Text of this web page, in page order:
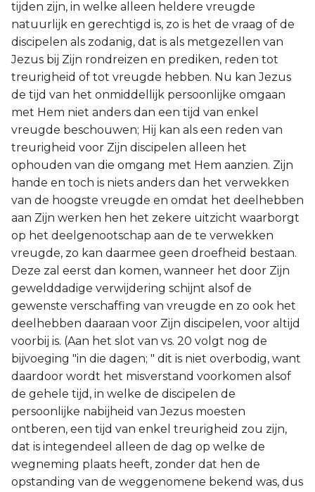
tijden zijn, in welke alleen heldere vreugde
natuurlijk en gerechtigd is, zo is het de vraag of de
discipelen als zodanig, dat is als metgezellen van
Jezus bij Zijn rondreizen en prediken, reden tot
treurigheid of tot vreugde hebben. Nu kan Jezus
de tijd van het onmiddellijk persoonlijke omgaan
met Hem niet anders dan een tijd van enkel
vreugde beschouwen; Hij kan als een reden van
treurigheid voor Zijn discipelen alleen het
ophouden van die omgang met Hem aanzien. Zijn
hande en toch is niets anders dan het verwekken
van de hoogste vreugde en omdat het deelhebben
aan Zijn werken hen het zekere uitzicht waarborgt
op het deelgenootschap aan de te verwekken
vreugde, zo kan daarmee geen droefheid bestaan.
Deze zal eerst dan komen, wanneer het door Zijn
gewelddadige verwijdering schijnt alsof de
gewenste verschaffing van vreugde en zo ook het
deelhebben daaraan voor Zijn discipelen, voor altijd
voorbij is. (Aan het slot van vs. 20 volgt nog de
bijvoeging "in die dagen; " dit is niet overbodig, want
daardoor wordt het misverstand voorkomen alsof
de gehele tijd, in welke de discipelen de
persoonlijke nabijheid van Jezus moesten
ontberen, een tijd van enkel treurigheid zou zijn,
dat is integendeel alleen de dag op welke de
wegneming plaats heeft, zonder dat hen de
opstanding van de weggenomene bekend was, dus